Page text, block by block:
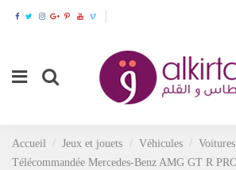
Accueil Jeux et jouets Véhicules Voitures
Télécommandée Mercedes-Benz AMG GT R